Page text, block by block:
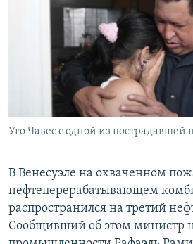
РАСПИСАНИЕ ВЕЩАНИЯ
ПОДПИШИТЕСЬ НА РАССЫЛКУ
СОЦИАЛЬНЫЕ СЕТИ
Все сайты РСЕ/РС
Уго Чавес с одной из пострадавшей
В Венесуэле на охваченном
нефтеперерабатывающем
распространился на третий
Сообщивший об этом министр